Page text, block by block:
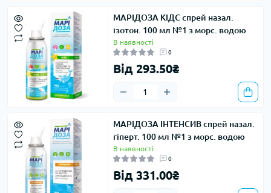
МАРІДОЗА КІДС спрей назал.
ізотон. 100 мл №1 з морс. водою
В наявності
0
Від 293.50₴
МАРІДОЗА ІНТЕНСИВ спрей назал.
гіперт. 100 мл №1 з морс. водою
В наявності
0
Від 331.00₴